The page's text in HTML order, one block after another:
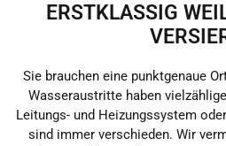
ERSTKLASSIG
Sie brauchen eine punktgenaue
Wasseraustritte haben
Leitungs- und Heizungssystem
sind immer verschieden. Wir